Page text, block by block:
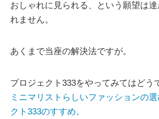
おしゃれに見られる、という願望は
れません。
あくまで当座の解決法ですが。
プロジェクト333をやってみてはど
ミニマリストらしいファッションの
クト333のすすめ。